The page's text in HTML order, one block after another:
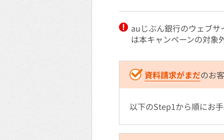
auじぶん銀行のウェブ
は本キャンペーンの対象
資料請求がまだのお
以下のStep1から順にお